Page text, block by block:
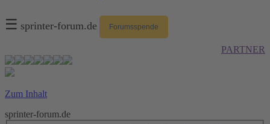
☰ sprinter-forum.de Forumsspende
PARTNER
Zum Inhalt
sprinter-forum.de